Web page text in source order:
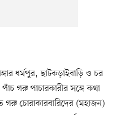
ধর্মপুর, ছাটকড়াইবাড়ি ও চর
পাঁচ গরু পাচারকারীর সঙ্গে কথা
চোরাকারবারিদের (মহাজন)